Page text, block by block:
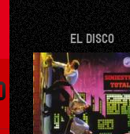
EL DISCO